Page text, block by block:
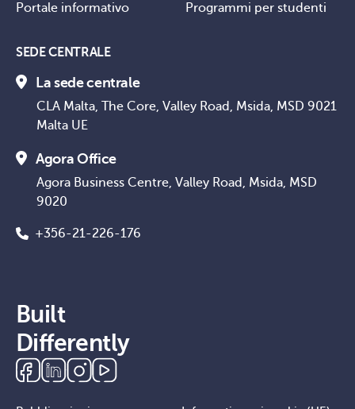
Portale informativo Programmi per studenti
SEDE CENTRALE
La sede centrale
CLA Malta, The Core, Valley Road, Msida, MSD 9021
Malta UE
Agora Office
Agora Business Centre, Valley Road, Msida, MSD
9020
+356-21-226-176
Built
Differently